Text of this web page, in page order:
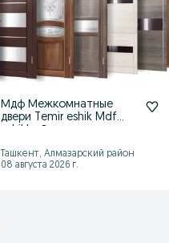
Мдф Межкомнатные
двери Temir eshik Mdf
Ташкент, Алмазарский район
08 августа 2026 г.